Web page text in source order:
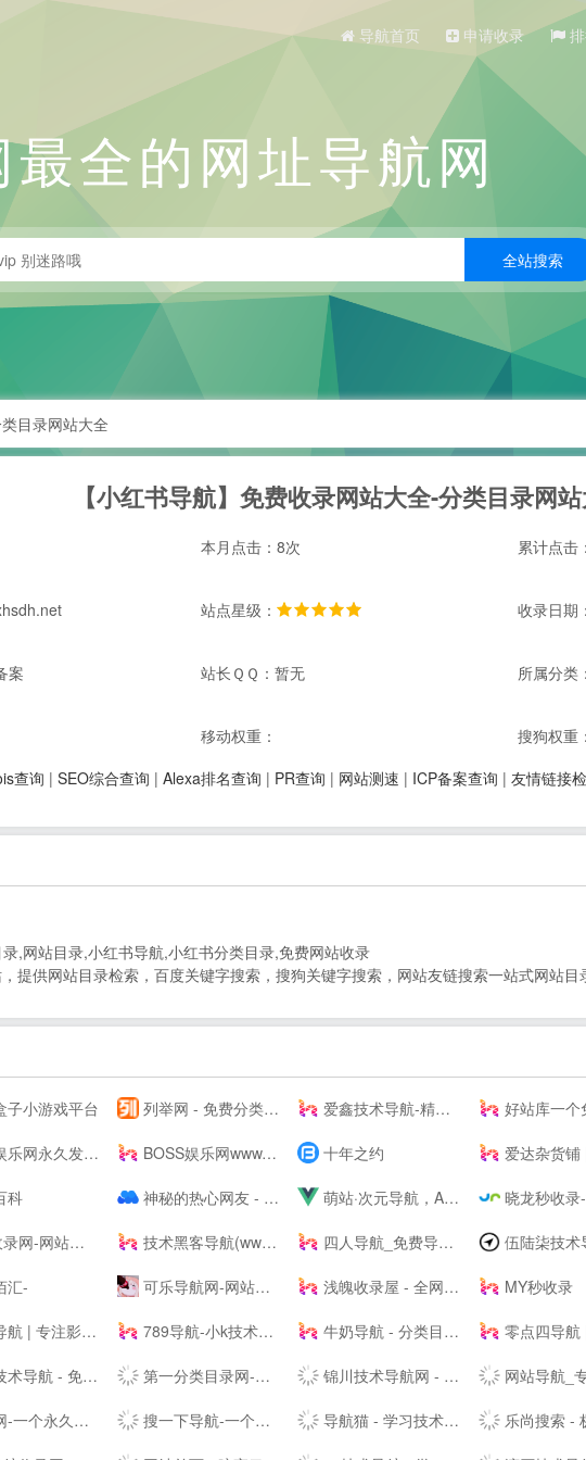
导航首页 申请收录
最全的网址导航网
目录网站大全
【小红书导航】免费收录网站大全-分类目录网
本月点击：8次 累计点击
站点星级： 收录日期
案 站长ＱＱ：暂无 所属分类：
移动权重： 搜狗权重：
查询 | SEO综合查询 | Alexa排名查询 | PR查询 | 网站测速 | ICP备案查询 | 友情链接
,网站目录,小红书导航,小红书分类目录,免费网站收录
提供网站目录检索，百度关键字搜索，搜狗关键字搜索，网站友链搜索一站式网站
子小游戏平台 列举网 - 免费分类信息发布平台 爱鑫技术导航-精选QQ技术资源网址导航，学技术,找资源,从这里开始 好站库一个免费提交网站网址收录好
网永久发布页 BOSS娱乐网www.rs669.com _ 免费，资源，教程，软件，技术，货源，活动，游戏 十年之约 爱达杂货铺 | 收集那些有用
科 神秘的热心网友 - 收集免费实用有趣的东西，做最好的资源导航 萌站·次元导航，ACG第一站，二次元导航之门，收藏我的二次元(づ￣ 3￣)づ 晓龙秒收录-滚石技术导航-
录-网址收录-自动秒收录 技术黑客导航(www.jshkw.com)-站长导航,免费收录网址,实用网址导航,资源导航网 四人导航_免费导航网站|免费网站收录|免费网站分类目录 伍陆柒技术
汇- 可乐导航网-网站收录-技术导航 浅魄收录屋 - 全网站点的精致导航目录系统 MY秒收录
注影音娱乐的网址导航 789导航-小k技术网,小刀娱乐网 牛奶导航 - 分类目录导航网_资源网站大全_站长资源分享网 零点四导航 | 优秀
精品资源网址技术导航 学习技术 从这里开始 第一分类目录网-七嫂网址导航,网站目录「实用的分类目录网站大全」 锦川技术导航网 - 小刀娱乐网,QQ资源吧,滚石导航网,锦川资源库,小刀娱乐网, 找资源 学习技术 从这里开始 网站导航_专业网站分类目录网站
交秒收录正规好站的网址导航大全 搜一下导航-一个聚合所有网站的主页，并打造最具影响力的站长导航及站长分享推广平台！葫芦导航_大咖技术导航_国际网址导航_网址导航_设计素材导航_小K网_小刀网_吾爱破解_站长导航网、滚石技术导航网、名站网址导航、网址大全、网址之家。 导航猫 - 学习技术 从这里开始 乐尚搜索 - 极简